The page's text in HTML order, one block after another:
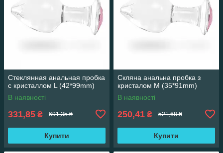
Стеклянная анальная пробка
с кристаллом L (42*99mm)
В наявності
331,85 ₴ 691,35 ₴
Купити
Скляна анальна пробка з
кристалом M (35*91mm)
В наявності
250,41 ₴ 521,68 ₴
Купити